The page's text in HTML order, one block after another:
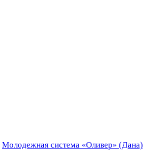
Молодежная система «Оливер» (Дана)